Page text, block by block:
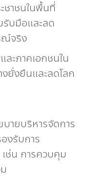
ชาชนในพื้นที่
บมือและลด
ณ์จริง
ะภาคเอกชนใน
ยั่งยืนและลดโลก
ายบริหารจัดการ
งรับการ
ช่น การควบคุม